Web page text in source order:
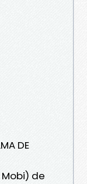
DE
Mobi) de